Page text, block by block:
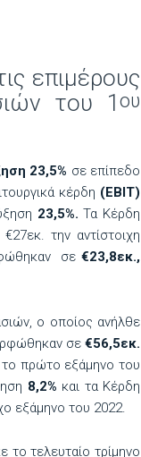
επιμέρους
του 1 ου
23,5% σε επίπεδο
κέρδη (ΕΒΙΤ)
23,5%. Τα Κέρδη
€27εκ. την αντίστοιχη
σε€23,8εκ.,
ο οποίος ανήλθε
σε€56,5εκ.
το πρώτο εξάμηνο του
8,2% και τα Κέρδη
εξάμηνο του 2022.
το τελευταίο τρίμηνο